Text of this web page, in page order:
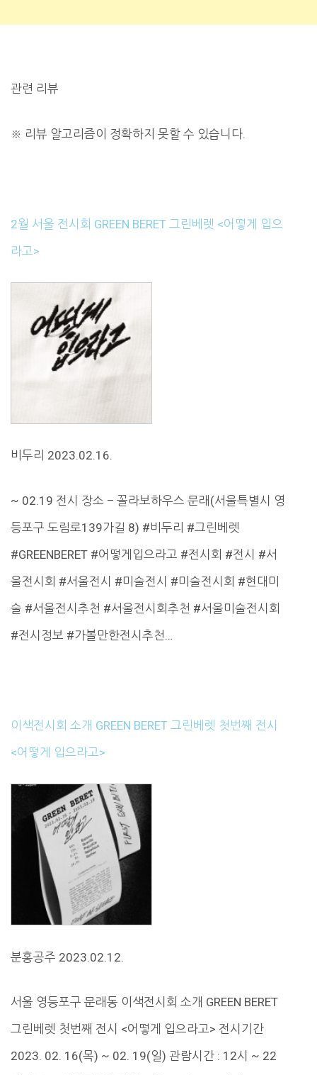
관련 리뷰
※ 리뷰 알고리즘이 정확하지 못할 수 있습니다.
2월 서울 전시회 GREEN BERET 그린베렛 <어떻게 입으
라고>
비두리 2023.02.16.
~ 02.19 전시 장소 – 꼴라보하우스 문래(서울특별시 영
등포구 도림로139가길 8) #비두리 #그린베렛
#GREENBERET #어떻게입으라고 #전시회 #전시 #서
울전시회 #서울전시 #미술전시 #미술전시회 #현대미
술 #서울전시추천 #서울전시회추천 #서울미술전시회
#전시정보 #가볼만한전시추천…
이색전시회 소개 GREEN BERET 그린베렛 첫번째 전시
<어떻게 입으라고>
분홍공주 2023.02.12.
서울 영등포구 문래동 이색전시회 소개 GREEN BERET
그린베렛 첫번째 전시 <어떻게 입으라고> 전시기간
2023. 02. 16(목) ~ 02. 19(일) 관람시간 : 12시 ~ 22